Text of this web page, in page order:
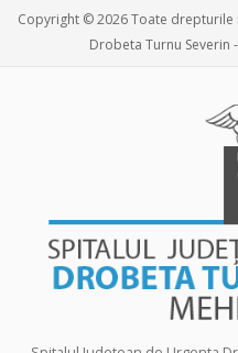
Copyright © 2026 Toate drepturile
Drobeta Turnu Severin